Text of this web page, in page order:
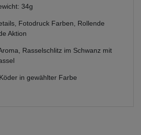
34g
Fotodruck Farben, Rollende
Aktion
Rasselschlitz im Schwanz mit
in gewählter Farbe